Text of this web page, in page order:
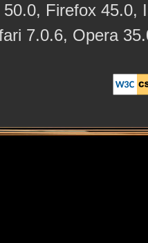
50.0, Firefox 45.0,
7.0.6, Opera